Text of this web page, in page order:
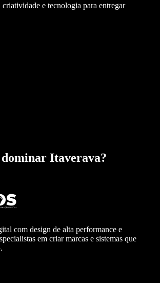
e tecnologia para entregar
Itaverava?
com design de alta performance e
em criar marcas e sistemas que